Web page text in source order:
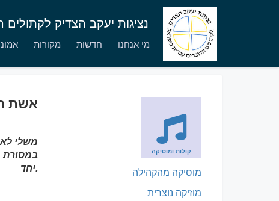
נציגות יעקב הצדיק
מי אנחנו חדשות מקורות
קולות ומוסיקה
מוסיקה מהקהילה
מוזיקה נוצרית
אשת
יחד.